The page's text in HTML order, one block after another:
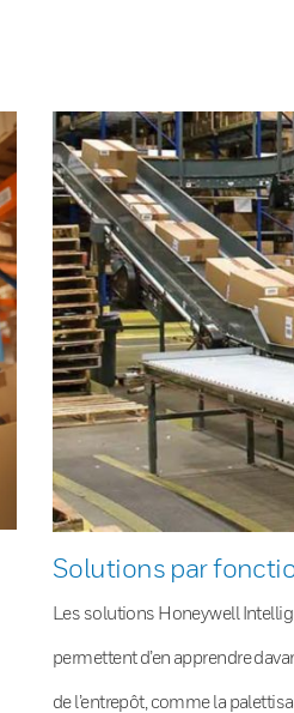
Solutions par
Les solutions Honeywell
permettent d’en apprendre
de l’entrepôt, comme la